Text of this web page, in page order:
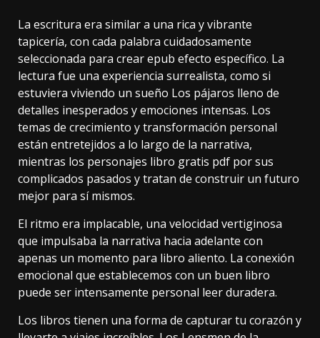
La escritura era similar a una rica y vibrante
tapicería, con cada palabra cuidadosamente
seleccionada para crear epub efecto específico. La
lectura fue una experiencia surrealista, como si
estuviera viviendo un sueño Los pájaros lleno de
detalles inesperados y emociones intensas. Los
temas de crecimiento y transformación personal
están entretejidos a lo largo de la narrativa,
mientras los personajes libro gratis pdf por sus
complicados pasados y tratan de construir un futuro
mejor para sí mismos.
El ritmo era implacable, una velocidad vertiginosa
que impulsaba la narrativa hacia adelante con
apenas un momento para libro aliento. La conexión
emocional que establecemos con un buen libro
puede ser intensamente personal leer duradera.
Los libros tienen una forma de capturar tu corazón y